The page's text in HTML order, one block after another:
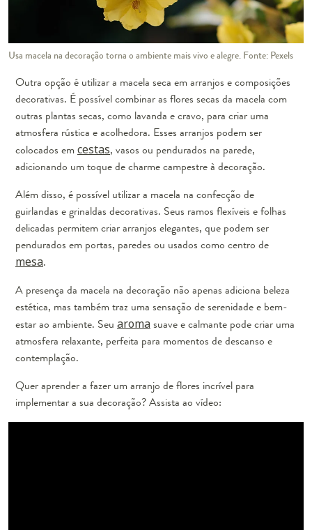
Usa macela na decoração torna o ambiente mais vivo e alegre. Fonte: Pexels
Outra opção é utilizar a macela seca em arranjos e composições
decorativas. É possível combinar as flores secas da macela com
outras plantas secas, como lavanda e cravo, para criar uma
atmosfera rústica e acolhedora. Esses arranjos podem ser
colocados emcestas, vasos ou pendurados na parede,
adicionando um toque de charme campestre à decoração.
Além disso, é possível utilizar a macela na confecção de
guirlandas e grinaldas decorativas. Seus ramos flexíveis e folhas
delicadas permitem criar arranjos elegantes, que podem ser
pendurados em portas, paredes ou usados como centro de
mesa.
A presença da macela na decoração não apenas adiciona beleza
estética, mas também traz uma sensação de serenidade e bem-
estar ao ambiente. Seu aromasuave e calmante pode criar uma
atmosfera relaxante, perfeita para momentos de descanso e
contemplação.
Quer aprender a fazer um arranjo de flores incrível para
implementar a sua decoração? Assista ao vídeo: